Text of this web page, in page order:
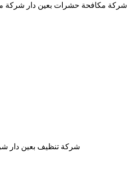
شركة مكافحة حشرات بعين دار شركة
شركة تنظيف بعين دار